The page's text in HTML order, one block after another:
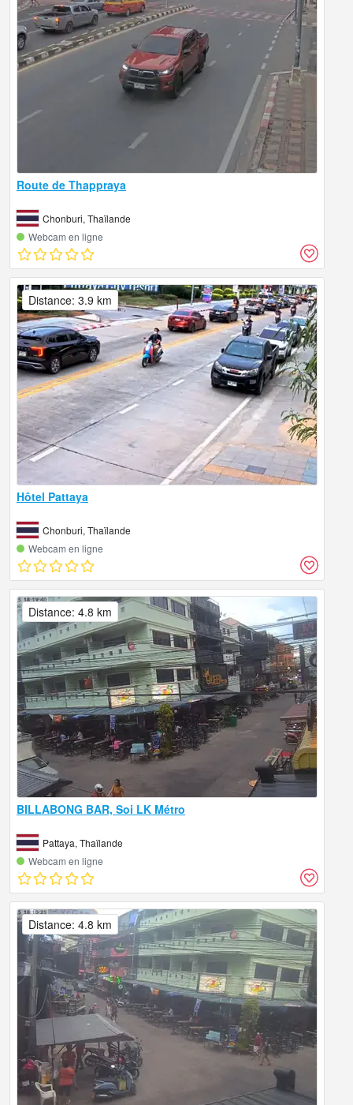
Route de Thappraya
Chonburi, Thaïlande
Webcam en ligne
Hôtel Pattaya
Chonburi, Thaïlande
Webcam en ligne
Distance: 3.9 km
BILLABONG BAR, Soi LK Métro
Pattaya, Thaïlande
Webcam en ligne
Distance: 4.8 km
Distance: 4.8 km